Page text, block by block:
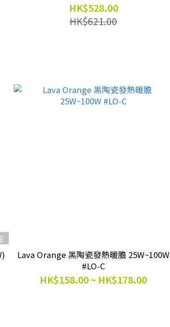
HK$528.00
HK$621.00
Lava Orange 黑陶瓷發熱暖膽 25W~100W
#LO-C
HK$158.00 ~ HK$178.00